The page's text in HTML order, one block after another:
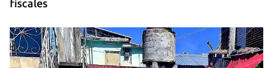
fiscales